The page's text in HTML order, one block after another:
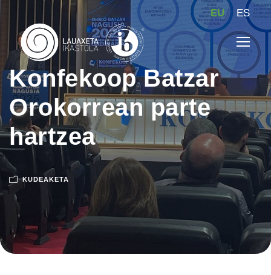
EU ES
Konfekoop Batzar
Orokorrean parte
hartzea
KUDEAKETA